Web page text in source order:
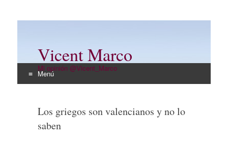
Vicent Marco
Mi opinión @Vicent_Marco
Menú
contenidoLos griegos son valencianos y no lo
saben